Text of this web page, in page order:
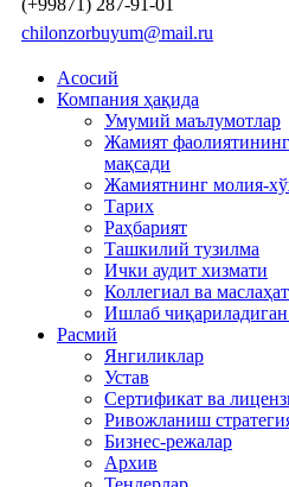
chilonzorbuyum@mail.ru
Асосий
Компания ҳақида
Умумий маълумотлар
Жамият
мақсади
Жамиятнинг молия-
Тарих
Раҳбарият
Ташкилий тузилма
Ички аудит хизмати
Коллегиал ва
Ишлаб чиқариладиган
Расмий
Янгиликлар
Устав
Сертификат ва
Ривожланиш
Бизнес-режалар
Архив